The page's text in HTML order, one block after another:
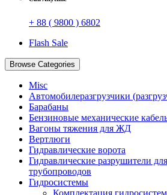
+ 88 ( 9800 ) 6802
Flash Sale
Browse Categories
Misc
Автомобилеразгрузчики
Барабаны
Бензиновые механические
Вагоны тяжения для ЖД
Вертлюги
Гидравлические ворота
Гидравлические разрушители
трубопроводов
Гидросистемы
Комплектация гидросистем